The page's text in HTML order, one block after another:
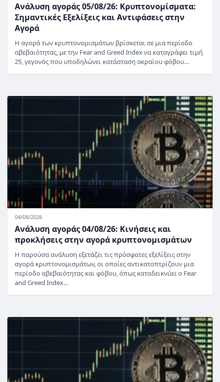
Ανάλυση αγοράς 05/08/26: Κρυπτονομίσματα:
Σημαντικές Εξελίξεις και Αντιφάσεις στην
Αγορά
Η αγορά των κρυπτονομισμάτων βρίσκεται σε μια περίοδο
αβεβαιότητας, με την Fear and Greed Index να καταγράφει τιμή
25, γεγονός που υποδηλώνει κατάσταση ακραίου φόβου…
04/08/2026
Ανάλυση αγοράς 04/08/26: Κινήσεις και
προκλήσεις στην αγορά κρυπτονομισμάτων
Η παρούσα ανάλυση εξετάζει τις πρόσφατες εξελίξεις στην
αγορά κρυπτονομισμάτων, οι οποίες αντικατοπτρίζουν μια
περίοδο αβεβαιότητας και φόβου, όπως καταδεικνύει ο Fear
and Greed Index…